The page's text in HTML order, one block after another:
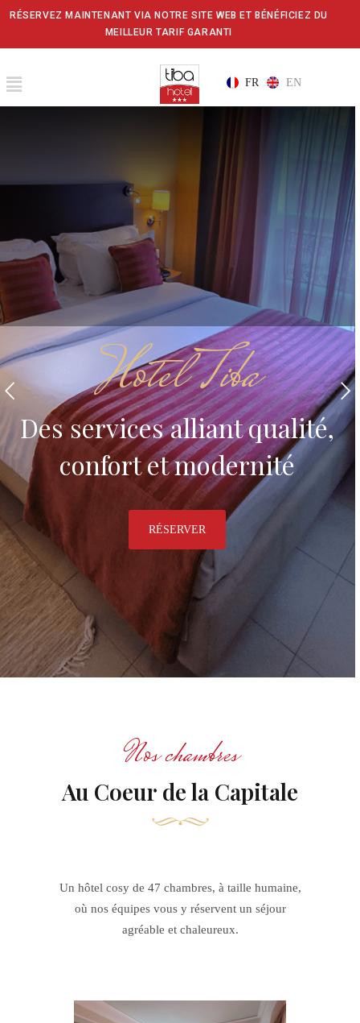
RÉSERVEZ MAINTENANT VIA NOTRE SITE WEB ET BÉNÉFICIEZ DU
MEILLEUR TARIF GARANTI
FR EN
Hotel Tiba
Des services alliant qualité,
confort et modernité
RÉSERVER
Nos chambres
Au Coeur de la Capitale
Un hôtel cosy de 47 chambres, à taille humaine,
où nos équipes vous y réservent un séjour
agréable et chaleureux.